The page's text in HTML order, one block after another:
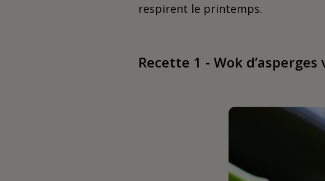
respirent le printemps.
Recette 1 - Wok d’asperges